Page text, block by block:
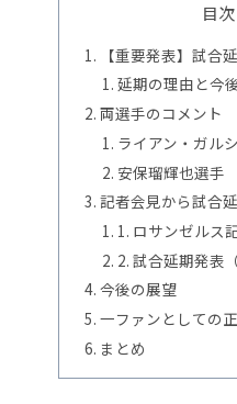
目次
【重要発表】試合
延期の理由と今
両選手のコメント
ライアン・ガル
安保瑠輝也選手
記者会見から試合
1. ロサンゼルス
2. 試合延期発表
今後の展望
一ファンとしての
まとめ